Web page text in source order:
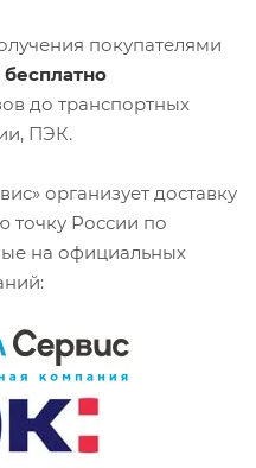
покупателями
бесплатно
до транспортных
ПЭК.
организует доставку
точку России по
на официальных